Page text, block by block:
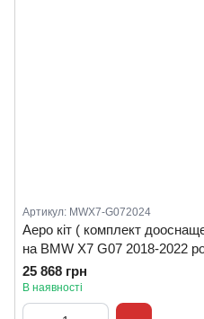
Артикул: MWX7-G072024
Аеро кіт ( комплект
на BMW X7 G07 2018-2022
25 868 грн
В наявності